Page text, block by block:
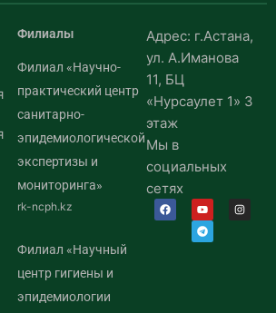
Филиалы
Филиал «Научно-
практический центр
санитарно-
эпидемиологической
экспертизы и
мониторинга»
rk-ncph.kz
Филиал «Научный
центр гигиены и
эпидемиологии
Адрес: г.Астана,
ул. А.Иманова
11, БЦ
«Нурсаулет 1» 3
этаж
Мы в
социальных
сетях